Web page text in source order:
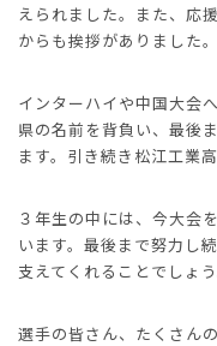
えられました。また、応
からも挨拶がありました。
インターハイや中国大会
県の名前を背負い、最後
ます。引き続き松江工業
３年生の中には、今大会
います。最後まで努力し
支えてくれることでしょう
選手の皆さん、たくさん